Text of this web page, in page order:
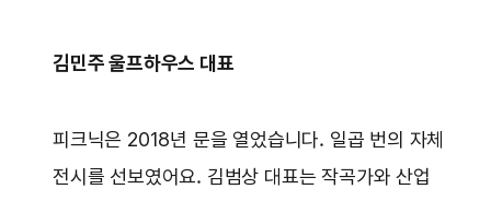
김민주 울프하우스 대표
피크닉은 2018년 문을 열었습니다. 일곱 번의 자체
전시를 선보였어요. 김범상 대표는 작곡가와 산업